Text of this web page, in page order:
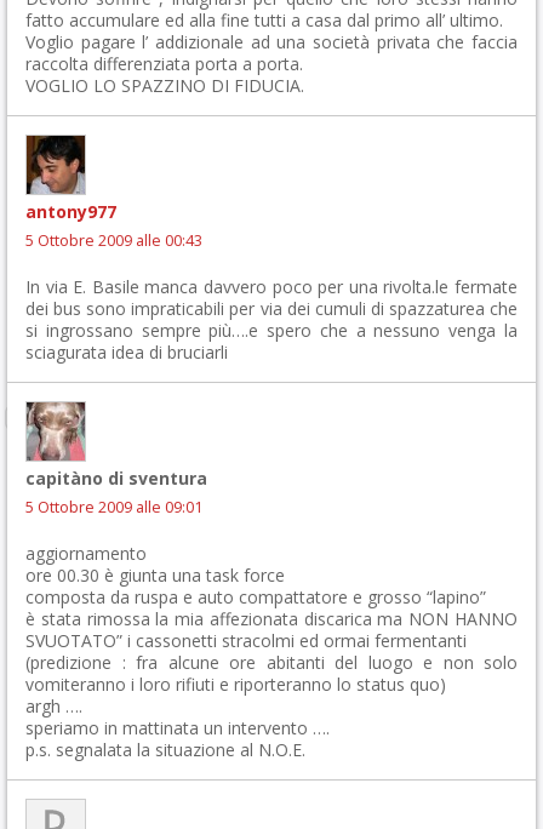
fatto accumulare ed alla fine tutti a casa dal primo all’ ultimo.
Voglio pagare l’ addizionale ad una società privata che faccia
raccolta differenziata porta a porta.
VOGLIO LO SPAZZINO DI FIDUCIA.
antony977
5 Ottobre 2009 alle 00:43
In via E. Basile manca davvero poco per una rivolta.le fermate
dei bus sono impraticabili per via dei cumuli di spazzaturea che
si ingrossano sempre più….e spero che a nessuno venga la
sciagurata idea di bruciarli
capitàno di sventura
5 Ottobre 2009 alle 09:01
aggiornamento
ore 00.30 è giunta una task force
composta da ruspa e auto compattatore e grosso “lapino”
è stata rimossa la mia affezionata discarica ma NON HANNO
SVUOTATO” i cassonetti stracolmi ed ormai fermentanti
(predizione : fra alcune ore abitanti del luogo e non solo
vomiteranno i loro rifiuti e riporteranno lo status quo)
argh ….
speriamo in mattinata un intervento ….
p.s. segnalata la situazione al N.O.E.